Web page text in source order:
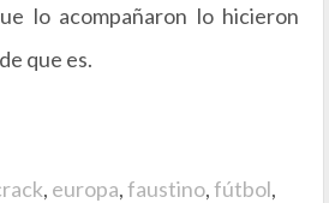
lo acompañaron lo hicieron
que es.
, europa,faustino,fútbol,